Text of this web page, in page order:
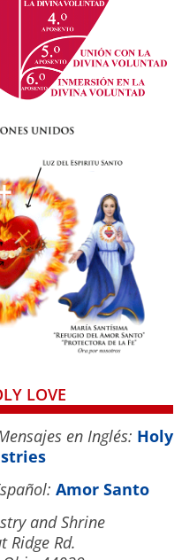
LOVE
en Inglés: Holy
Amor Santo
and Shrine
Ridge Rd.